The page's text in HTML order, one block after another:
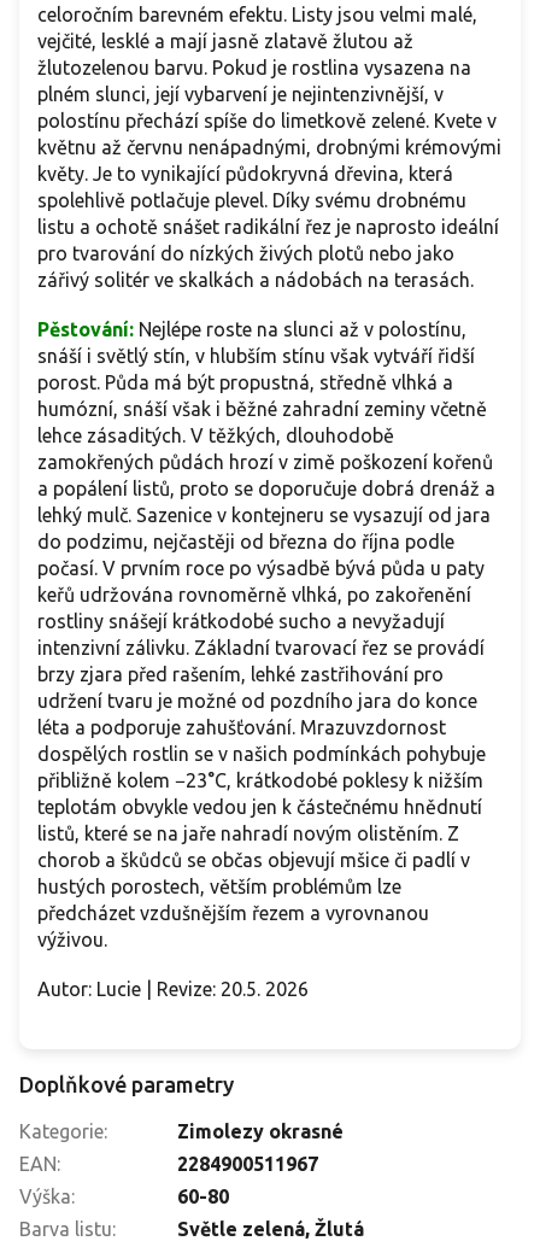
celoročním barevném efektu. Listy jsou velmi malé,
vejčité, lesklé a mají jasně zlatavě žlutou až
žlutozelenou barvu. Pokud je rostlina vysazena na
plném slunci, její vybarvení je nejintenzivnější, v
polostínu přechází spíše do limetkově zelené. Kvete v
květnu až červnu nenápadnými, drobnými krémovými
květy. Je to vynikající půdokryvná dřevina, která
spolehlivě potlačuje plevel. Díky svému drobnému
listu a ochotě snášet radikální řez je naprosto ideální
pro tvarování do nízkých živých plotů nebo jako
zářivý solitér ve skalkách a nádobách na terasách.
Pěstování: Nejlépe roste na slunci až v polostínu,
snáší i světlý stín, v hlubším stínu však vytváří řidší
porost. Půda má být propustná, středně vlhká a
humózní, snáší však i běžné zahradní zeminy včetně
lehce zásaditých. V těžkých, dlouhodobě
zamokřených půdách hrozí v zimě poškození kořenů
a popálení listů, proto se doporučuje dobrá drenáž a
lehký mulč. Sazenice v kontejneru se vysazují od jara
do podzimu, nejčastěji od března do října podle
počasí. V prvním roce po výsadbě bývá půda u paty
keřů udržována rovnoměrně vlhká, po zakořenění
rostliny snášejí krátkodobé sucho a nevyžadují
intenzivní zálivku. Základní tvarovací řez se provádí
brzy zjara před rašením, lehké zastřihování pro
udržení tvaru je možné od pozdního jara do konce
léta a podporuje zahušťování. Mrazuvzdornost
dospělých rostlin se v našich podmínkách pohybuje
přibližně kolem −23°C, krátkodobé poklesy k nižším
teplotám obvykle vedou jen k částečnému hnědnutí
listů, které se na jaře nahradí novým olistěním. Z
chorob a škůdců se občas objevují mšice či padlí v
hustých porostech, větším problémům lze
předcházet vzdušnějším řezem a vyrovnanou
výživou.
Autor: Lucie | Revize: 20.5. 2026
Doplňkové parametry
Kategorie:
Zimolezy okrasné
EAN:
2284900511967
Výška:
60-80
Barva listu:
Světle zelená, Žlutá